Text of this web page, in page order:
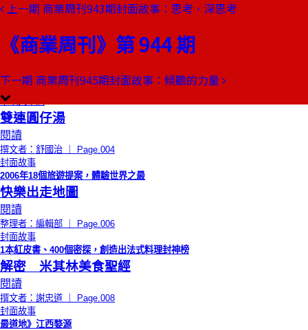
上一期 商業周刊943期封面故事：思考，深思考
《商業周刊》第 944 期
下一期 商業周刊945期封面故事：傾聽的力量
本期目錄
小吃大學問
內湖老張胡椒餅
閱讀
撰文者：舒國治 ｜ Page.004
小吃大學問
雙連圓仔湯
閱讀
撰文者：舒國治 ｜ Page.004
封面故事
2006年18個旅遊提案，體驗世界之最
快樂出走地圖
閱讀
整理者：編輯部 ｜ Page.006
封面故事
1本紅皮書、400個密探，創造出法式料理封神榜
解密 米其林美食聖經
閱讀
撰文者：謝忠道 ｜ Page.008
封面故事
最道地》江西婺源